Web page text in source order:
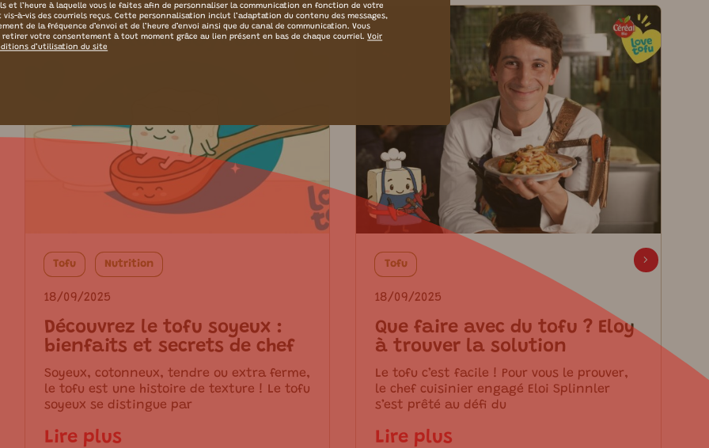
Tofu Nutrition
18/09/2025
Découvrez le tofu soyeux :
bienfaits et secrets de chef
Soyeux, cotonneux, tendre ou extra ferme,
le tofu est une histoire de texture ! Le tofu
soyeux se distingue par
Lire plus
Tofu
18/09/2025
Que faire avec du tofu ? Eloy
à trouver la solution
Le tofu c’est facile ! Pour vous le prouver,
le chef cuisinier engagé Eloi Splinnler
s’est prêté au défi du
Lire plus
et l’heure à laquelle vous le faites afin de personnaliser la communication en fonction de votre
à-vis des courriels reçus. Cette personnalisation inclut l’adaptation du contenu des messages,
de la fréquence d’envoi et de l’heure d’envoi ainsi que du canal de communication. Vous
retirer votre consentement à tout moment grâce au lien présent en bas de chaque courriel.Voir
d’utilisation du site